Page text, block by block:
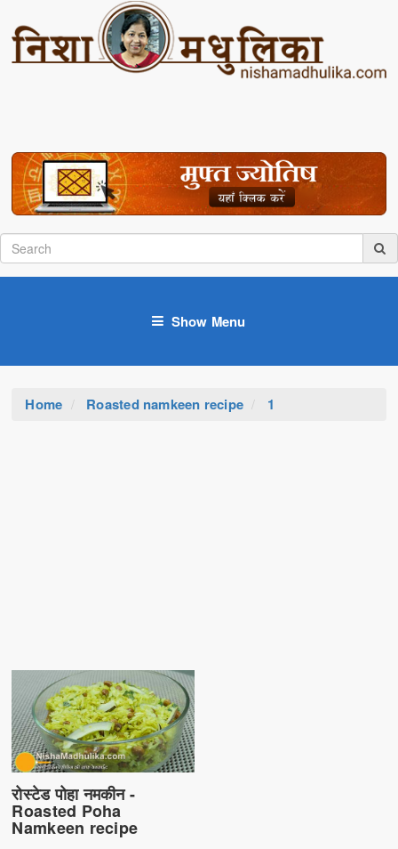
Show Menu
Home Roasted namkeen recipe 1
रोस्टेड पोहा नमकीन -
Roasted Poha
Namkeen recipe